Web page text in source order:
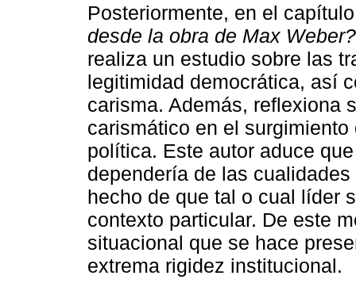
Posteriormente, en el
desde la obra de Max Weber?
realiza un estudio sobre las
legitimidad democrática, así
carisma. Además, reflexiona
carismático en el
política. Este autor aduce
dependería de las
hecho de que tal o cual líder
contexto particular. De este
situacional que se hace
extrema rigidez institucional.